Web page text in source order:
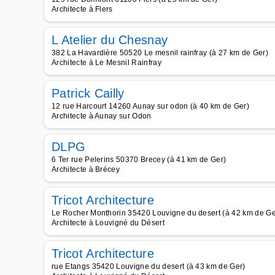
Architecte à Flers
L Atelier du Chesnay
382 La Havardière 50520 Le mesnil rainfray (à 27 km de Ger)
Architecte à Le Mesnil Rainfray
Patrick Cailly
12 rue Harcourt 14260 Aunay sur odon (à 40 km de Ger)
Architecte à Aunay sur Odon
DLPG
6 Ter rue Pelerins 50370 Brecey (à 41 km de Ger)
Architecte à Brécey
Tricot Architecture
Le Rocher Monthorin 35420 Louvigne du desert (à 42 km de
Architecte à Louvigné du Désert
Tricot Architecture
rue Etangs 35420 Louvigne du desert (à 43 km de Ger)